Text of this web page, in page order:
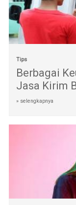
Tips
Berbagai
Jasa Kirim
» selengkapnya